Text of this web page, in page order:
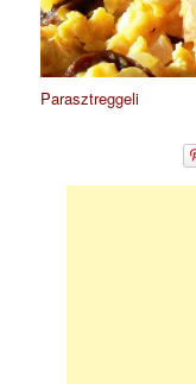
Parasztreggeli